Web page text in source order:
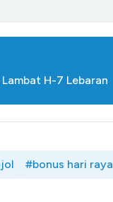
H-7 Lebaran
#bonus hari raya